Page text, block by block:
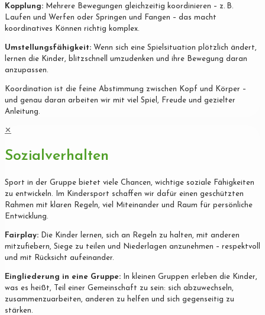
Kopplung: Mehrere Bewegungen gleichzeitig koordinieren – z. B.
Laufen und Werfen oder Springen und Fangen – das macht
koordinatives Können richtig komplex.
Umstellungsfähigkeit: Wenn sich eine Spielsituation plötzlich ändert,
lernen die Kinder, blitzschnell umzudenken und ihre Bewegung daran
anzupassen.
Koordination ist die feine Abstimmung zwischen Kopf und Körper –
und genau daran arbeiten wir mit viel Spiel, Freude und gezielter
Anleitung.
✕
Sozialverhalten
Sport in der Gruppe bietet viele Chancen, wichtige soziale Fähigkeiten
zu entwickeln. Im Kindersport schaffen wir dafür einen geschützten
Rahmen mit klaren Regeln, viel Miteinander und Raum für persönliche
Entwicklung.
Fairplay: Die Kinder lernen, sich an Regeln zu halten, mit anderen
mitzufiebern, Siege zu teilen und Niederlagen anzunehmen – respektvoll
und mit Rücksicht aufeinander.
Eingliederung in eine Gruppe: In kleinen Gruppen erleben die Kinder,
was es heißt, Teil einer Gemeinschaft zu sein: sich abzuwechseln,
zusammenzuarbeiten, anderen zu helfen und sich gegenseitig zu
stärken.